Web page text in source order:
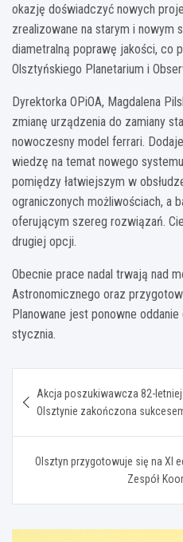
okazję doświadczyć nowych
zrealizowane na starym i nowym
diametralną poprawę jakości, co
Olsztyńskiego Planetarium i
Dyrektorka OPiOA, Magdalena
zmianę urządzenia do zamiany
nowoczesny model ferrari.
wiedzę na temat nowego
pomiędzy łatwiejszym w
ograniczonych możliwościach, a
oferującym szereg rozwiązań.
drugiej opcji.
Obecnie prace nadal trwają nad
Astronomicznego oraz
Planowane jest ponowne
stycznia.
wpisu
Akcja poszukiwawcza 82-
Olsztynie zakończona
Olsztyn przygotowuje się na XI
Zespół